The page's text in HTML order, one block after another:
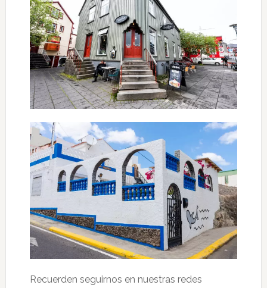
Recuerden seguirnos en nuestras redes